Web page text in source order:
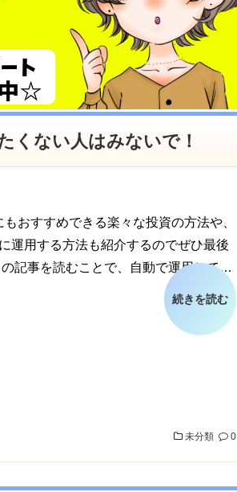
くない人はみないで！
おすすめできる楽々な投資の方法や、
運用する方法も紹介するのでぜひ最後
記事を読むことで、自動で運用して…
続きを読む
未分類 0